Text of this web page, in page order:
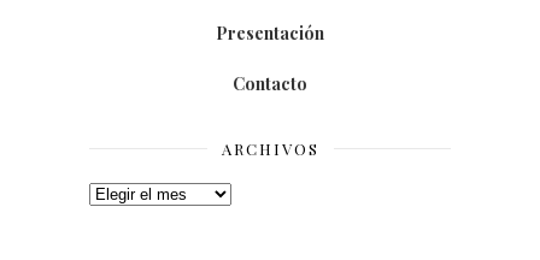
Presentación
Contacto
ARCHIVOS
Archivos